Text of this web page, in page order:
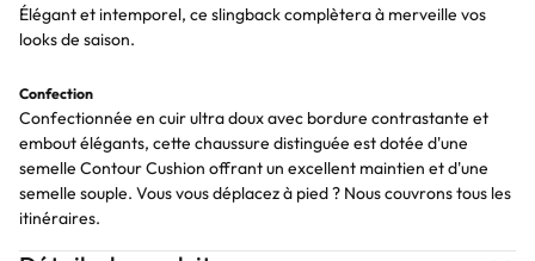
Élégant et intemporel, ce slingback complètera à merveille vos
looks de saison.
Confection
Confectionnée en cuir ultra doux avec bordure contrastante et
embout élégants, cette chaussure distinguée est dotée d'une
semelle Contour Cushion offrant un excellent maintien et d'une
semelle souple. Vous vous déplacez à pied ? Nous couvrons tous les
itinéraires.